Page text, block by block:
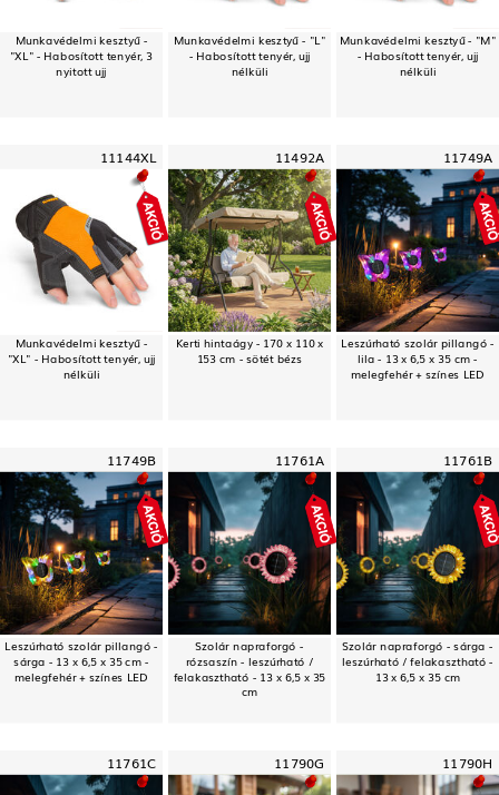
Munkavédelmi kesztyű -
"XL" - Habosított tenyér, 3
nyitott ujj
Munkavédelmi kesztyű - "L"
- Habosított tenyér, ujj
nélküli
Munkavédelmi kesztyű - "M"
- Habosított tenyér, ujj
nélküli
11144XL
Munkavédelmi kesztyű -
"XL" - Habosított tenyér, ujj
nélküli
11492A
Kerti hintaágy - 170 x 110 x
153 cm - sötét bézs
11749A
Leszúrható szolár pillangó -
lila - 13 x 6,5 x 35 cm -
melegfehér + színes LED
11749B
Leszúrható szolár pillangó -
sárga - 13 x 6,5 x 35 cm -
melegfehér + színes LED
11761A
Szolár napraforgó -
rózsaszín - leszúrható /
felakasztható - 13 x 6,5 x 35
cm
11761B
Szolár napraforgó - sárga -
leszúrható / felakasztható -
13 x 6,5 x 35 cm
11761C 11790G 11790H